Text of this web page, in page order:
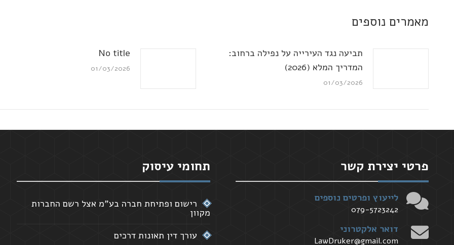
מאמרים נוספים
תביעה נגד העירייה על נפילה ברחוב:
המדריך המלא (2026)
01/03/2026
No title
01/03/2026
פרטי יצירת קשר
לייעוץ ופרטים נוספים
079-5723242
דואר אלקטרוני
LawDruker@gmail.com
תחומי עיסוק
רישום ופתיחת חברה בע"מ אצל רשם החברות
מקוון
עורך דין תאונות דרכים